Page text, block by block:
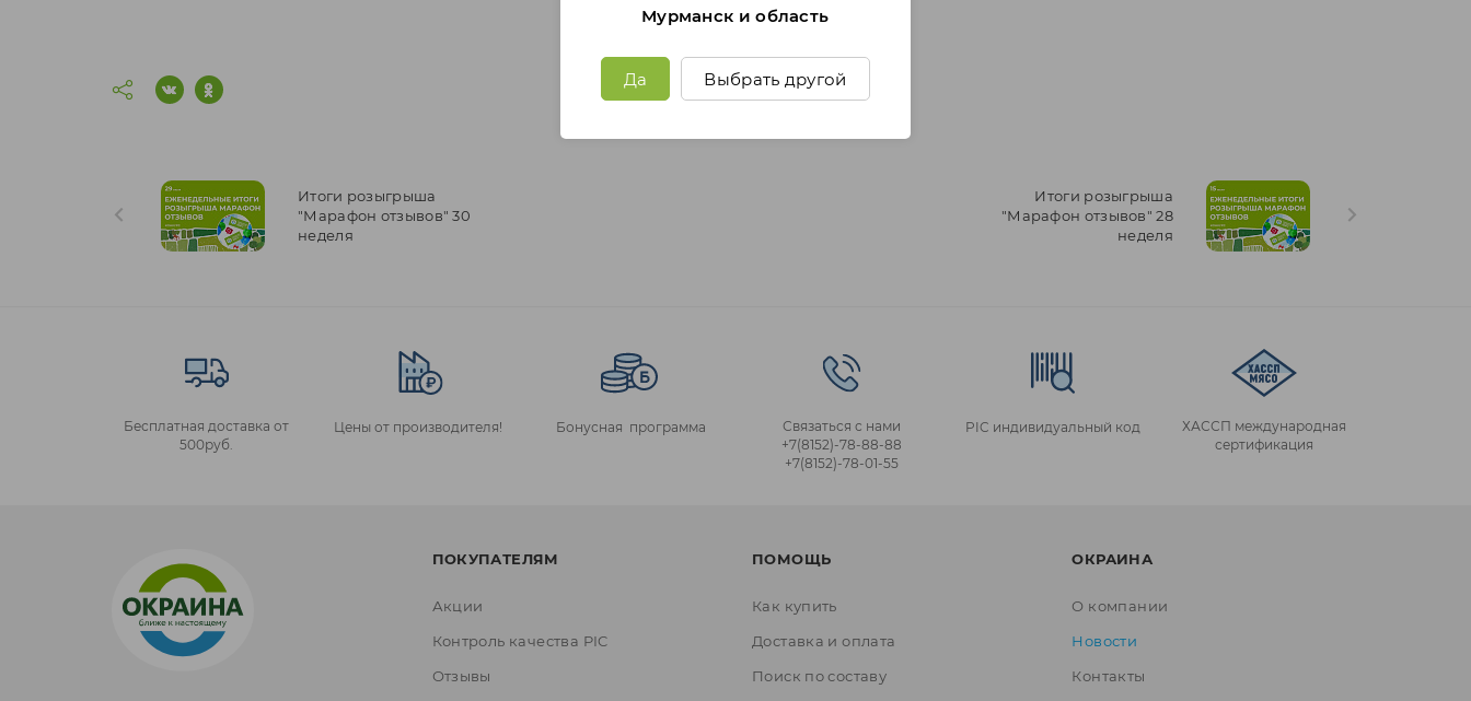
Мурманск и область
Да Выбрать другой
Итоги розыгрыша
"Марафон отзывов" 30
неделя
Итоги розыгрыша
"Марафон отзывов" 28
неделя
Бесплатная доставка от
500руб.
Цены от производителя! Бонусная программа
Связаться с нами
+7(8152)‑78‑88‑88
+7(8152)‑78‑01‑55
PIC индивидуальный код
ХАССП международная
сертификация
ПОКУПАТЕЛЯМ
Акции
Контроль качества PIC
Отзывы
ПОМОЩЬ
Как купить
Доставка и оплата
Поиск по составу
ОКРАИНА
О компании
Новости
Контакты